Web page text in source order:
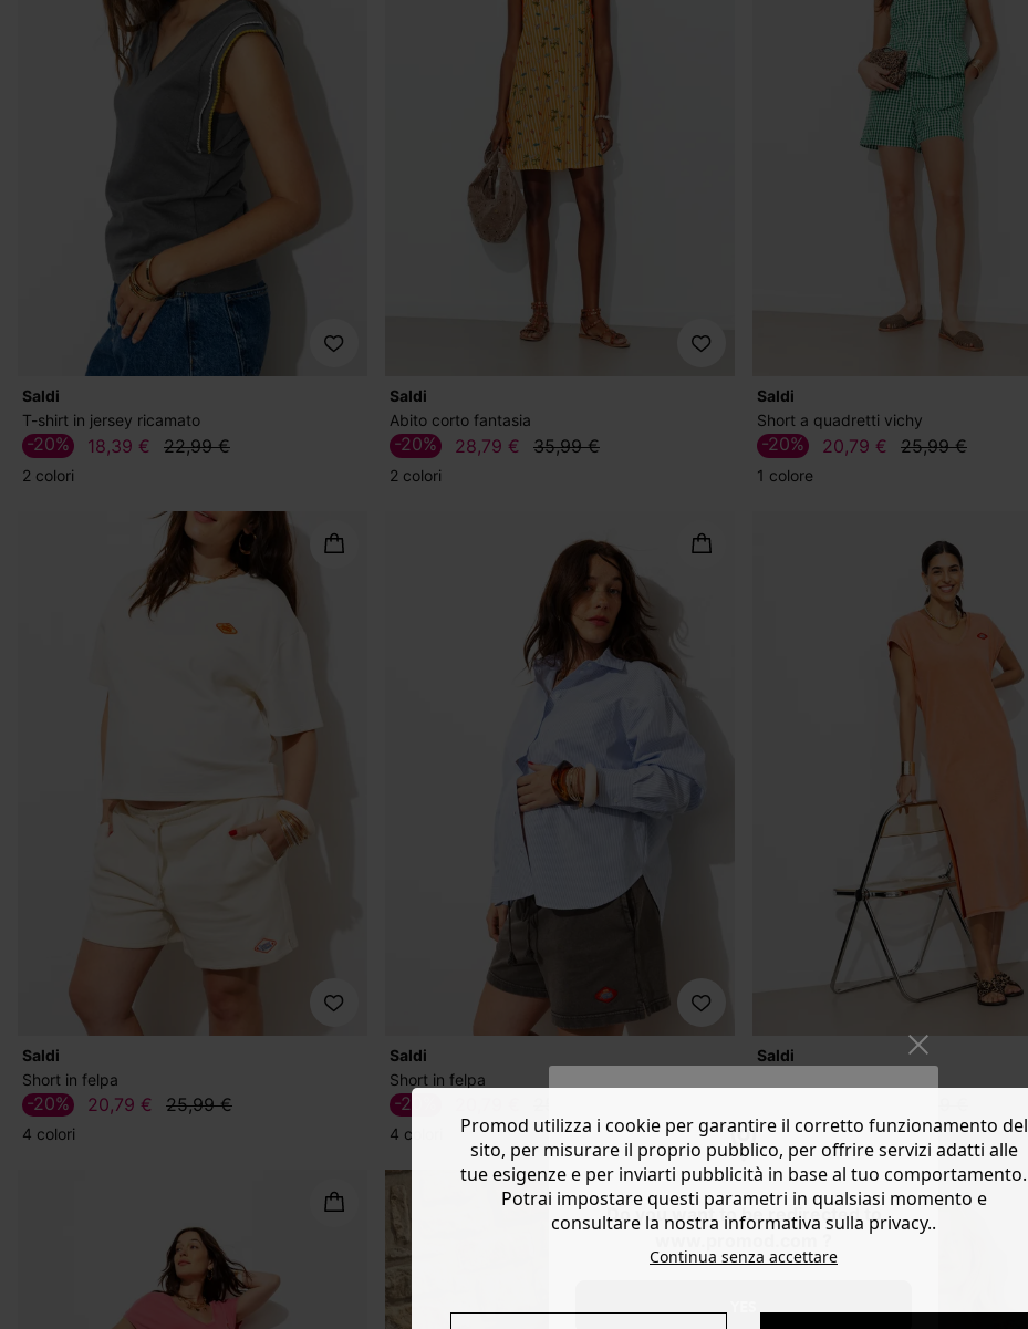
Do you want to be redirected to
Saldi
T-shirt in jersey ricamato
18,39 € 22,99 €
-20%
2 colori
Saldi
Abito corto fantasia
28,79 € 35,99 €
-20%
2 colori
Saldi
Short a quadretti vichy
20,79 € 25,99 €
-20%
1 colore
Saldi
Short in felpa
20,79 € 25,99 €
-20%
4 colori
Saldi
Short in felpa
-20%
4 colori
Saldi
4 colori
Promod utilizza i cookie per garantire il corretto funzionamento del
sito, per misurare il proprio pubblico, per offrire servizi adatti alle
tue esigenze e per inviarti pubblicità in base al tuo comportamento.
Potrai impostare questi parametri in qualsiasi momento e
consultare la nostra informativa sulla privacy..
Continua senza accettare